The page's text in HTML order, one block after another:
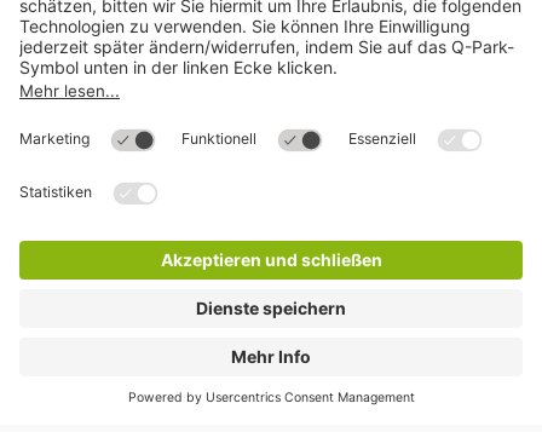
Hilfe
©Q-ParkDeutschland (2018)